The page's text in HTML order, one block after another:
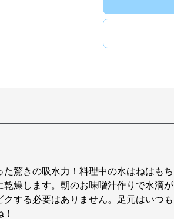
驚きの吸水力！料理中の水はねはもち
燥します。朝のお味噌汁作りで水滴が
する必要はありません。足元はいつも